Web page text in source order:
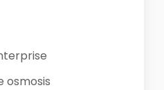
osmosis